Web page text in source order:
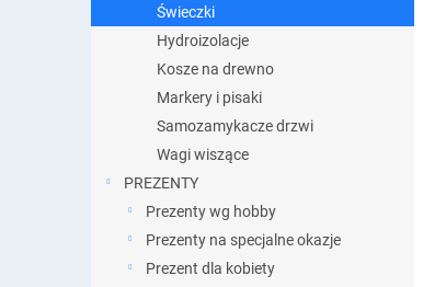
Świeczki
Hydroizolacje
Kosze na drewno
Markery i pisaki
Samozamykacze drzwi
Wagi wiszące
PREZENTY
Prezenty wg hobby
Prezenty na specjalne okazje
Prezent dla kobiety